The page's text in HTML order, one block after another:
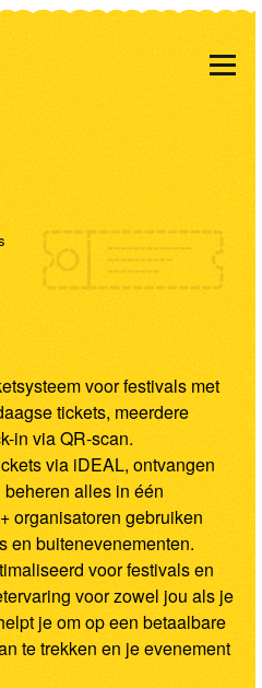
voor festivals met
tickets, meerdere
in via QR-scan.
via iDEAL, ontvangen
alles in één
organisatoren gebruiken
en buitenevenementen.
voor festivals en
voor zowel jou als je
je om op een betaalbare
te trekken en je evenement